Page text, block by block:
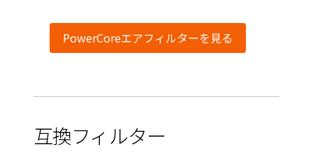
PowerCoreエアフィルターを見る
互換フィルター